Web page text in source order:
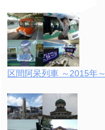
区間阿呆列車 ～2015年～